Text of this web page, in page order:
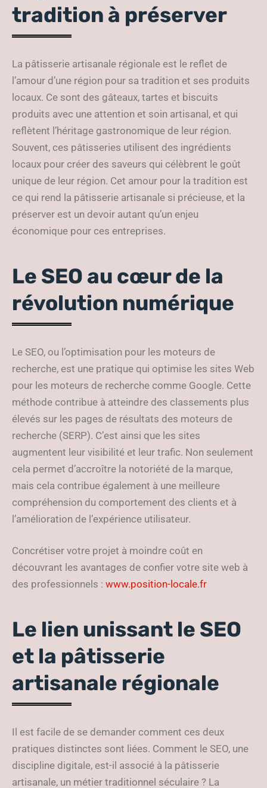
tradition à préserver
La pâtisserie artisanale régionale est le reflet de
l’amour d’une région pour sa tradition et ses produits
locaux. Ce sont des gâteaux, tartes et biscuits
produits avec une attention et soin artisanal, et qui
reflètent l’héritage gastronomique de leur région.
Souvent, ces pâtisseries utilisent des ingrédients
locaux pour créer des saveurs qui célèbrent le goût
unique de leur région. Cet amour pour la tradition est
ce qui rend la pâtisserie artisanale si précieuse, et la
préserver est un devoir autant qu’un enjeu
économique pour ces entreprises.
Le SEO au cœur de la
révolution numérique
Le SEO, ou l’optimisation pour les moteurs de
recherche, est une pratique qui optimise les sites Web
pour les moteurs de recherche comme Google. Cette
méthode contribue à atteindre des classements plus
élevés sur les pages de résultats des moteurs de
recherche (SERP). C’est ainsi que les sites
augmentent leur visibilité et leur trafic. Non seulement
cela permet d’accroître la notoriété de la marque,
mais cela contribue également à une meilleure
compréhension du comportement des clients et à
l’amélioration de l’expérience utilisateur.
Concrétiser votre projet à moindre coût en
découvrant les avantages de confier votre site web à
des professionnels : www.position-locale.fr
Le lien unissant le SEO
et la pâtisserie
artisanale régionale
Il est facile de se demander comment ces deux
pratiques distinctes sont liées. Comment le SEO, une
discipline digitale, est-il associé à la pâtisserie
artisanale, un métier traditionnel séculaire ? La